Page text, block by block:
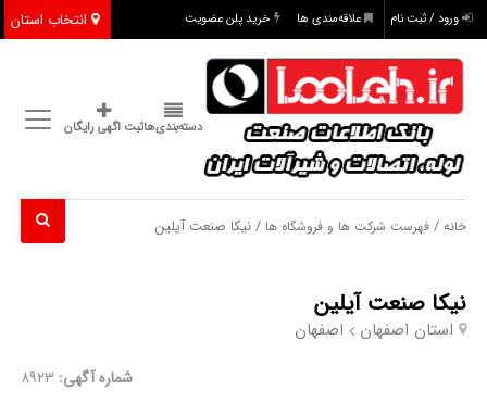
انتخاب استان ورود / ثبت نام علاقه‌مندی ها خرید پلن عضویت
دسته‌بندی‌هاثبت اگهی رایگان
خانه /فهرست شرکت ها و فروشگاه ها / نیکا صنعت آیلین
نیکا صنعت آیلین
استان اصفهان اصفهان
شماره آگهی: 8923